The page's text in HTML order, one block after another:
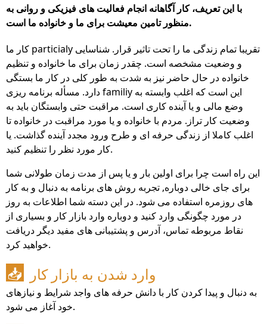
با این تعریف، کار آگاهانه انجام فعالیت های فیزیکی و روانی به
منظور تامین معیشت برای ما و خانواده ما است.
کار ما particialy تقریبا تمام زندگی ما را تحت تاثیر قرار. شناسایی
و وضعیت مشخصه است. چقدر زمان برای ما خانواده و تنظيم
خانواده در حال حاضر نیز به شدت به طور کلی در کار ما بستگی
دارد. مسأله برنامه ریزی familiy این است که اغلب وابسته به
وضع مالی و یا آینده کاری است. مراقبت حتی وابستگان باید به
وضعیت کار تراز. مردم با خانواده و یا مورد مراقبت در خانواده تا
اغلب کاملا از زندگی حرفه ای و طرح ورود مجدد آینده گذاشت. یا
کار مورد نظر را تنظیم کنید.
این راه است چرا برای اولین بار و یا پس از مدت زمان طولانی شما
برای جای خالی دوباره, تجربه روش های برنامه به دنبال و به کار
های روزمره استفاده می شود. در این دسته شما اطلاعات به روز
در مورد چگونگی وارد کنید و دوباره وارد بازار کار و بسیاری از
نقاط مربوطه تماس، آدرس و پشتیبانی های مفید دیگر دریافت
خواهید کرد.
📥 وارد شدن به بازار کار
به دنبال و پیدا کردن کار با دانش حرفه های واجد شرایط و نیازهای
خود آغاز می شود.